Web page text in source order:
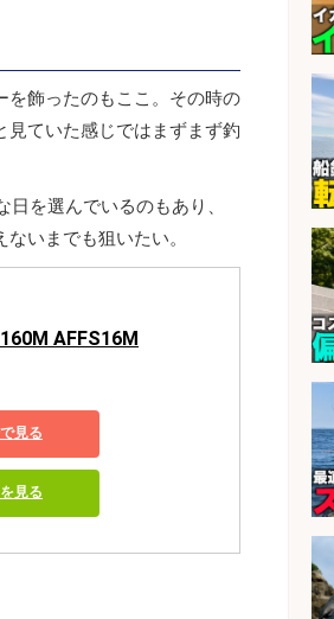
を飾ったのもここ。その時の
見ていた感じではまずまず釣
を選んでいるのもあり、
いまでも狙いたい。
AFFS16M
見る
見る